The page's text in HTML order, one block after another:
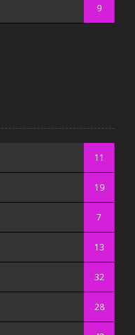
9
11
19
7
13
32
28